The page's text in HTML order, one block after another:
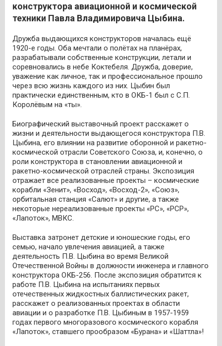
конструктора авиационной и космической
техники Павла Владимировича Цыбина.
Дружба выдающихся конструкторов началась ещё
1920-е годы. Оба мечтали о полётах на планёрах,
разрабатывали собственные конструкции, летали и
соревновались в небе Коктебеля. Дружба, доверие,
уважение как личное, так и профессиональное прошло
через всю жизнь каждого из них. Цыбин был
практически единственным, кто в ОКБ-1 был с С.П.
Королёвым на «ты».
Биографический выставочный проект расскажет о
жизни и деятельности выдающегося конструктора П.В.
Цыбина, его влиянии на развитие оборонной и ракетно-
космической отрасли Советского Союза, и, конечно, о
роли конструктора в становлении авиационной и
ракетно-космической отраслей страны. Экспозиция
отражает все реализованные проекты – космические
корабли «Зенит», «Восход», «Восход-2», «Союз»,
орбитальная станция «Салют» и другие, а также
некоторые нереализованные проекты «РС», «РСР»,
«Лапоток», МВКС.
Выставка затронет детские и юношеские годы, его
семью, начало увлечения авиацией, а также
деятельность П.В. Цыбина во время Великой
Отечественной Войны в должности инженера и главного
конструктора ОКБ-256. После экспозиция обратится к
работе П.В. Цыбина на испытаниях первых
отечественных жидкостных баллистических ракет,
расскажет о реализованных проектах в области
авиации и о разработке П.В. Цыбиным в 1957-1959
годах первого многоразового космического корабля
«Лапоток», ставшего прообразом «Бурана» и «Шаттла»!